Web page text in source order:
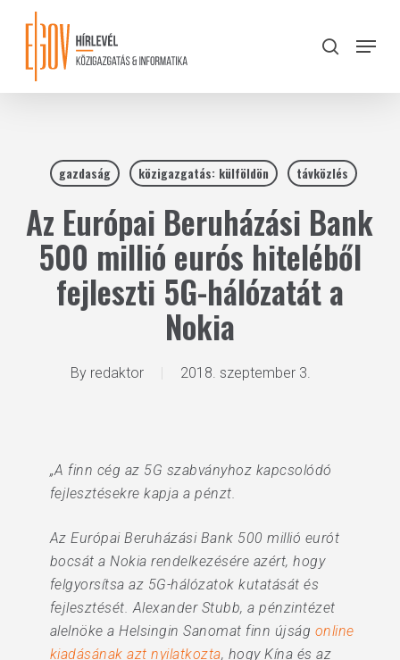
content
search
Menu
gazdaság közigazgatás: külföldön távközlés
Az Európai Beruházási Bank
500 millió eurós hiteléből
fejleszti 5G-hálózatát a
Nokia
By redaktor 2018. szeptember 3.
„A finn cég az 5G szabványhoz kapcsolódó
fejlesztésekre kapja a pénzt.
Az Európai Beruházási Bank 500 millió eurót
bocsát a Nokia rendelkezésére azért, hogy
felgyorsítsa az 5G-hálózatok kutatását és
fejlesztését. Alexander Stubb, a pénzintézet
alelnöke a Helsingin Sanomat finn újság online
kiadásának azt nyilatkozta, hogy Kína és az
Close